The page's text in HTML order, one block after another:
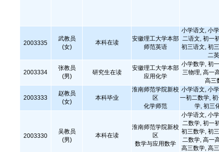
2003335
武教员
(女)
本科在读
安徽理工大学本部
师范英语
小学语文, 小
二语文, 初一
初三语文, 初
二
2003334
张教员
(男)
研究生在读
安徽理工大学本部
应用化学
小学数学, 初
三物理, 高一
高三
2003333
赵教员
(女)
本科毕业
淮南师范学院新校
区
化学师范
小学语文, 小
一初二数学,
学, 初三
2003330
吴教员
(男)
本科在读
淮南师范学院新校
区
数学与应用数学
小学语文, 小
二数学, 初一
初三数学, 初
二数学, 高一
高三数学, 高